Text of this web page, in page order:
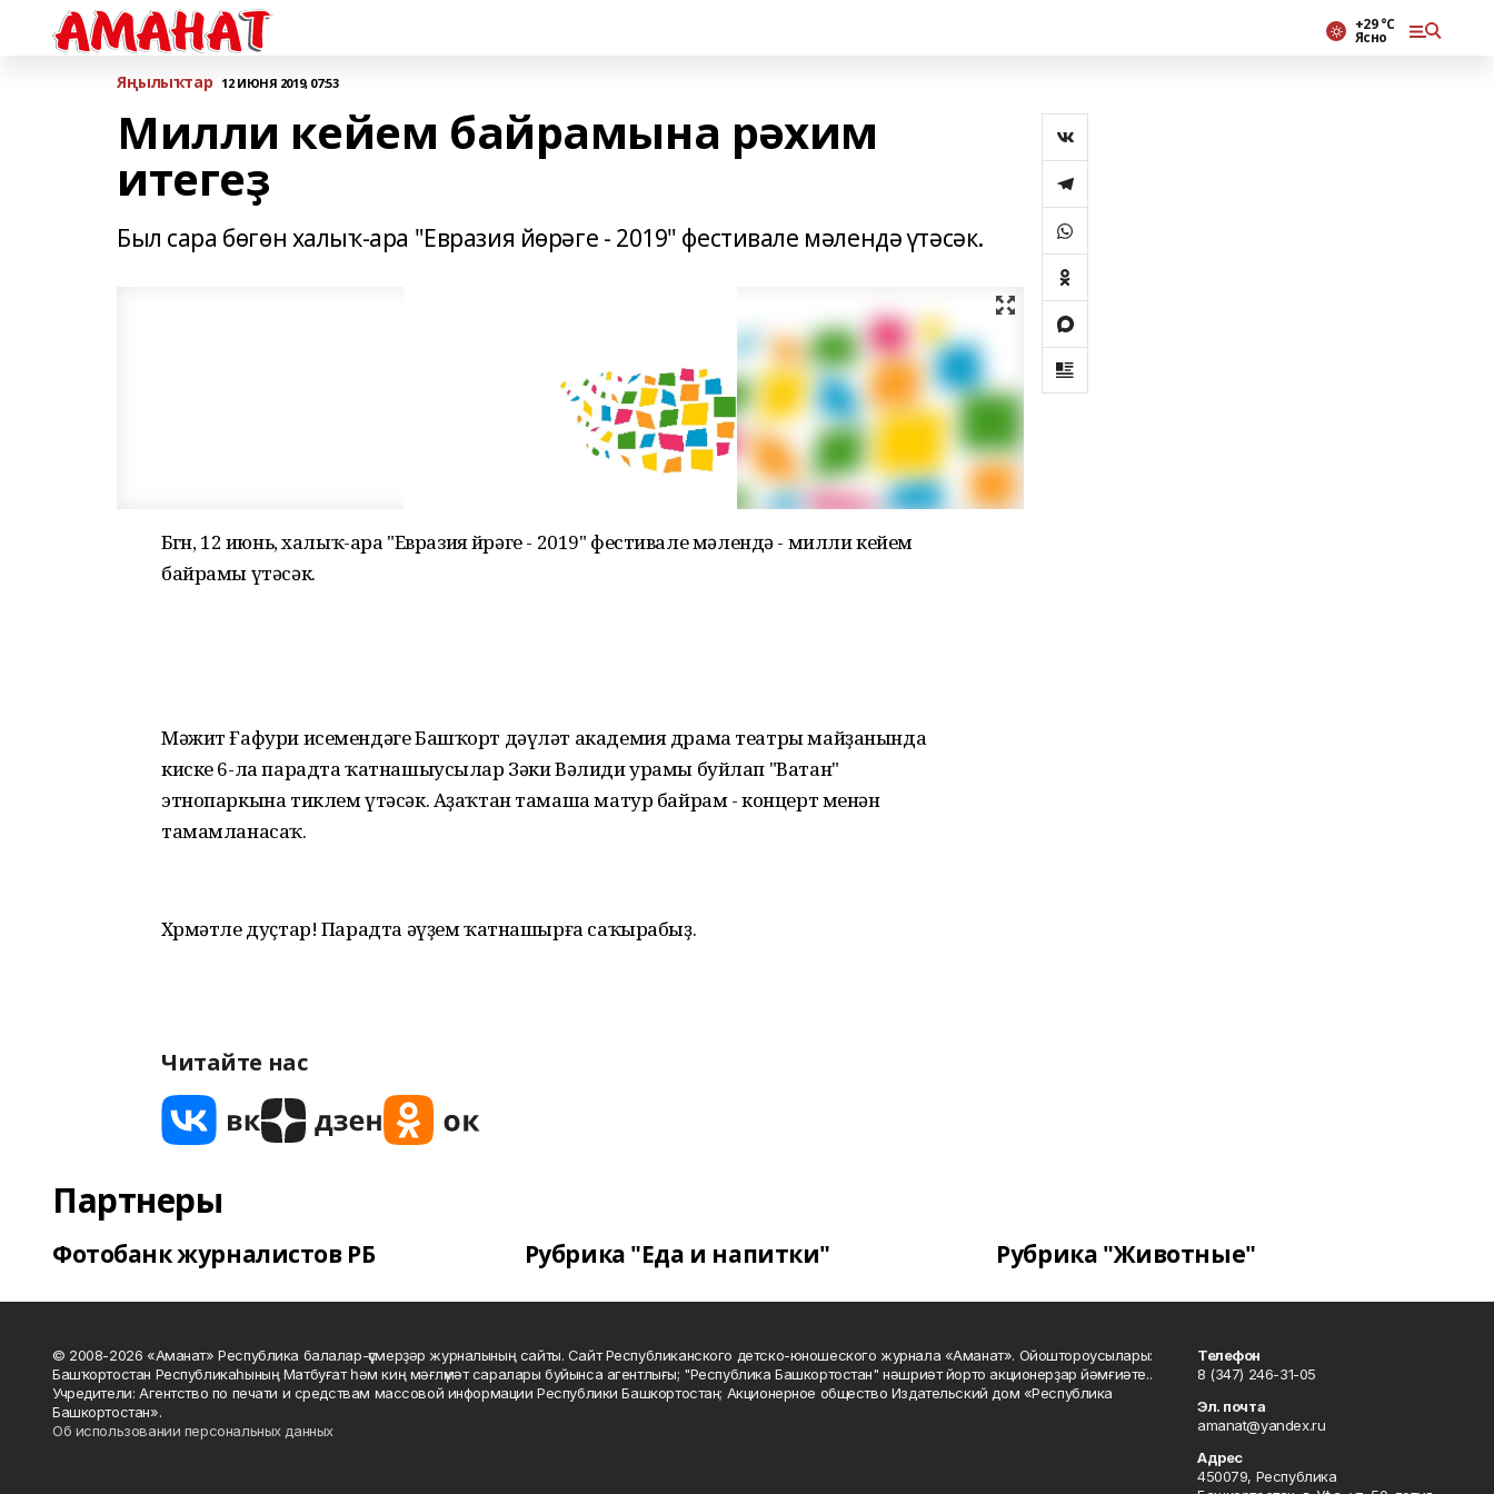
+29 °С
Ясно
Яңылыҡтар 12 ИЮНЯ 2019, 07:53
Милли кейем байрамына рәхим
итегеҙ
Был сара бөгөн халыҡ-ара "Евразия йөрәге - 2019" фестивале мәлендә үтәсәк.
Бөгөн, 12 июнь, халыҡ-ара "Евразия йөрәге - 2019" фестивале мәлендә - милли кейем
байрамы үтәсәк.
Мәжит Ғафури исемендәге Башҡорт дәүләт академия драма театры майҙанында
киске 6-ла парадта ҡатнашыусылар Зәки Вәлиди урамы буйлап "Ватан"
этнопаркына тиклем үтәсәк. Аҙаҡтан тамаша матур байрам - концерт менән
тамамланасаҡ.
Хөрмәтле дуҫтар! Парадта әүҙем ҡатнашырға саҡырабыҙ.
Читайте нас
Партнеры
Фотобанк журналистов РБ Рубрика "Еда и напитки" Рубрика "Животные"
© 2008-2026 «Аманат» Республика балалар-үҫмерҙәр журналының сайты. Сайт Республиканского детско-юношеского журнала «Аманат». Ойоштороусылары:
Башҡортостан Республикаһының Матбуғат һәм киң мәғлүмәт саралары буйынса агентлығы; "Республика Башкортостан" нәшриәт йорто акционерҙар йәмғиәте..
Учредители: Агентство по печати и средствам массовой информации Республики Башкортостан; Акционерное общество Издательский дом «Республика
Башкортостан».
Об использовании персональных данных
Телефон
8 (347) 246-31-05
Эл. почта
amanat@yandex.ru
Адрес
450079, Республика